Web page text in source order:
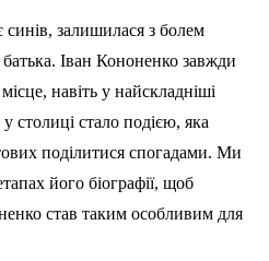
залишилася з болем
Іван Кононенко завжди
навіть у найскладніші
стало подією, яка
поділитися спогадами. Ми
його біографії, щоб
став таким особливим для